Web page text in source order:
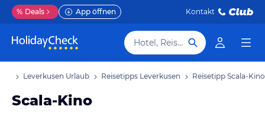
% Deals App öffnen Kontakt
Hotel, Reiseziel
Leverkusen Urlaub Reisetipps Leverkusen Reisetipp Scala-Kino
Scala-Kino